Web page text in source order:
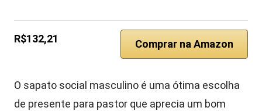
R$132,21 Comprar na Amazon
O sapato social masculino é uma ótima escolha
de presente para pastor que aprecia um bom